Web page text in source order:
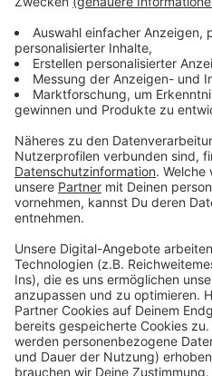
Kinderarmut hat Folgen an
Wie kann Leverkusen mehr
Richrath fordert Kanzler-
Leverkusen
Anzeige
Anzeige